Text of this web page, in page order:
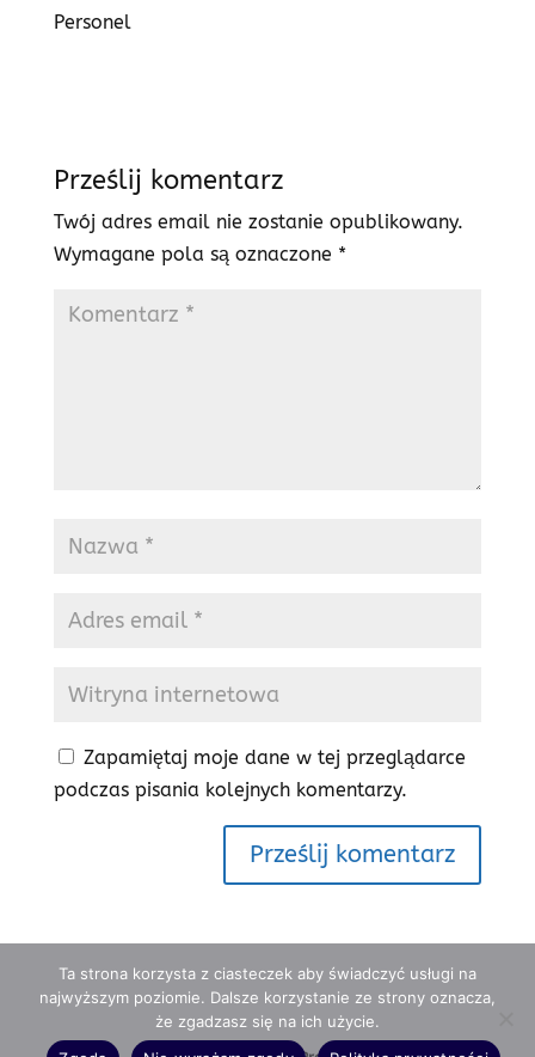
Personel
Prześlij komentarz
Twój adres email nie zostanie opublikowany.
Wymagane pola są oznaczone *
Zapamiętaj moje dane w tej przeglądarce
podczas pisania kolejnych komentarzy.
Ta strona korzysta z ciasteczek aby świadczyć usługi na
najwyższym poziomie. Dalsze korzystanie ze strony oznacza,
że zgadzasz się na ich użycie.